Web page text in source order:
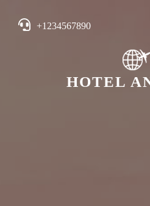
+1234567890
HOTEL